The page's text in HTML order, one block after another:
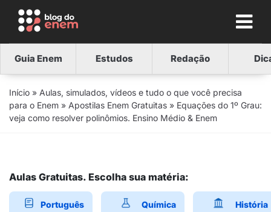
Guia Enem Estudos Redação
Início » Aulas, simulados, vídeos e tudo o que você precisa
para o Enem » Apostilas Enem Gratuitas » Equações do 1º Grau:
veja como resolver polinômios. Ensino Médio & Enem
Aulas Gratuitas. Escolha sua matéria:
Português Química História